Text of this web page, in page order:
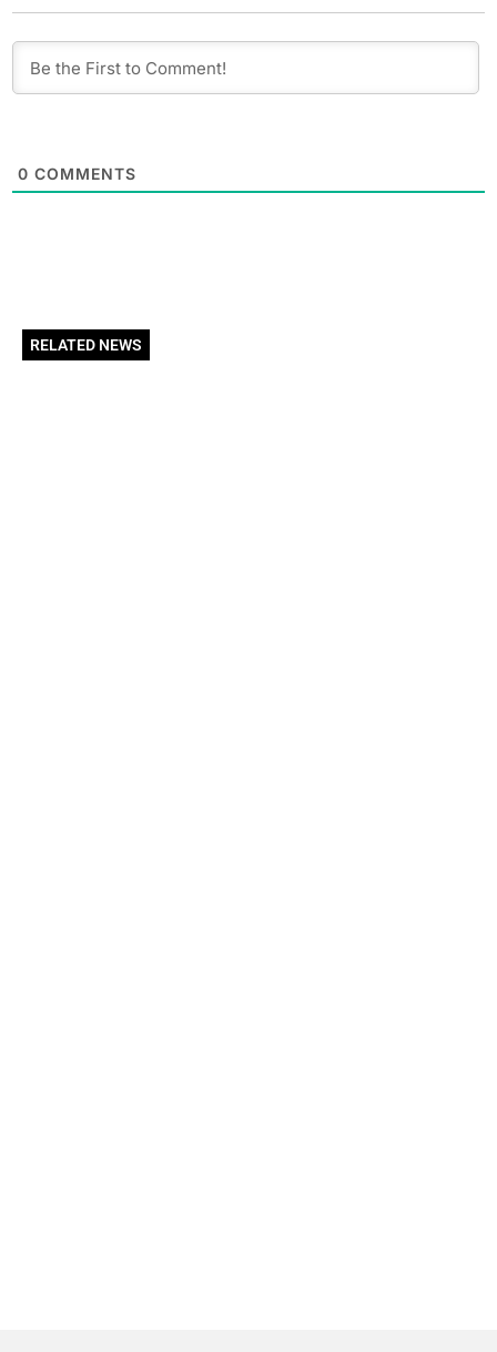
0 COMMENTS
RELATED NEWS